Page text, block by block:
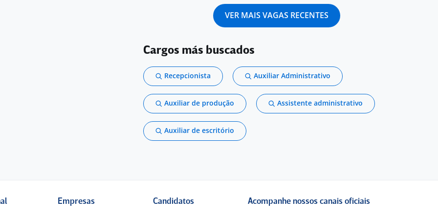
VER MAIS VAGAS RECENTES
Cargos más buscados
Recepcionista Auxiliar Administrativo
Auxiliar de produção Assistente administrativo
Auxiliar de escritório
Empresas Candidatos Acompanhe nossos canais oficiais